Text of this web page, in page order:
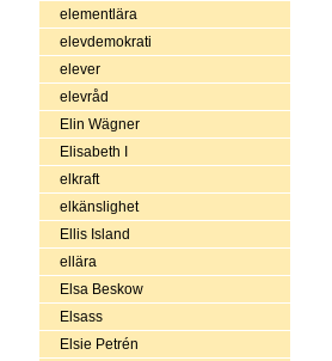
elementlära
elevdemokrati
elever
elevråd
Elin Wägner
Elisabeth I
elkraft
elkänslighet
Ellis Island
ellära
Elsa Beskow
Elsass
Elsie Petrén